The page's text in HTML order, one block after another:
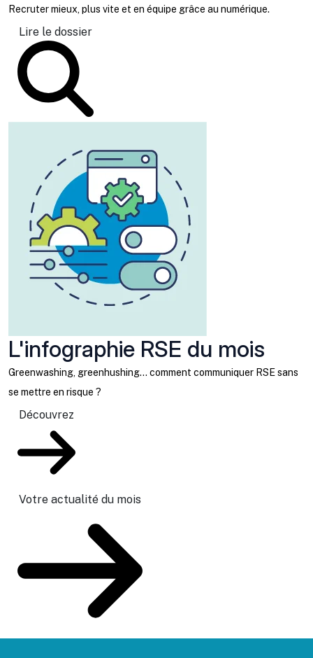
Recruter mieux, plus vite et en équipe grâce au numérique.
Lire le dossier
L'infographie RSE du mois
Greenwashing, greenhushing… comment communiquer RSE sans
se mettre en risque ?
Découvrez
Votre actualité du mois